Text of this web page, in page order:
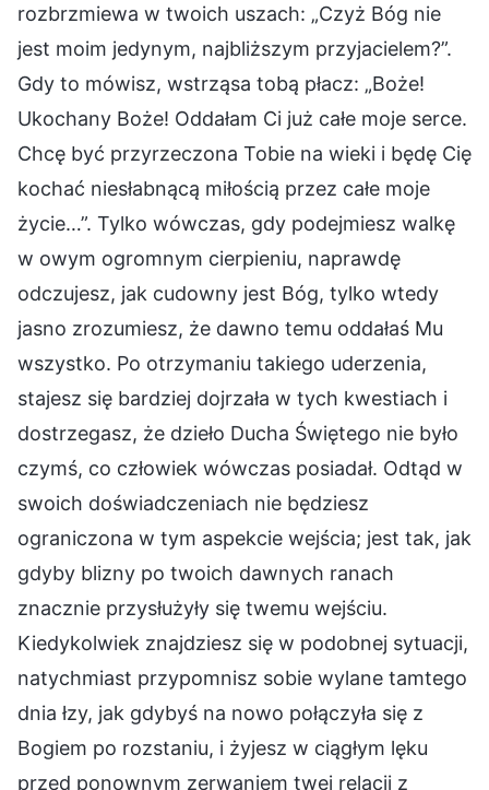
rozbrzmiewa w twoich uszach: „Czyż Bóg nie
jest moim jedynym, najbliższym przyjacielem?”.
Gdy to mówisz, wstrząsa tobą płacz: „Boże!
Ukochany Boże! Oddałam Ci już całe moje serce.
Chcę być przyrzeczona Tobie na wieki i będę Cię
kochać niesłabnącą miłością przez całe moje
życie…”. Tylko wówczas, gdy podejmiesz walkę
w owym ogromnym cierpieniu, naprawdę
odczujesz, jak cudowny jest Bóg, tylko wtedy
jasno zrozumiesz, że dawno temu oddałaś Mu
wszystko. Po otrzymaniu takiego uderzenia,
stajesz się bardziej dojrzała w tych kwestiach i
dostrzegasz, że dzieło Ducha Świętego nie było
czymś, co człowiek wówczas posiadał. Odtąd w
swoich doświadczeniach nie będziesz
ograniczona w tym aspekcie wejścia; jest tak, jak
gdyby blizny po twoich dawnych ranach
znacznie przysłużyły się twemu wejściu.
Kiedykolwiek znajdziesz się w podobnej sytuacji,
natychmiast przypomnisz sobie wylane tamtego
dnia łzy, jak gdybyś na nowo połączyła się z
Bogiem po rozstaniu, i żyjesz w ciągłym lęku
przed ponownym zerwaniem twej relacji z